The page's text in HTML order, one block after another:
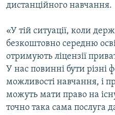
дистанційного навчання.
«У тій ситуації, коли
безкоштовно середню
отримують ліцензії
У нас повинні бути
можливості навчання, і
можуть мати право на
точно така сама послуга